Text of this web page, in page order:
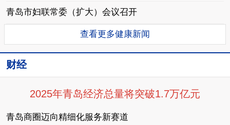
青岛市妇联常委（扩大）会议召开
查看更多健康新闻
财经
2025年青岛经济总量将突破1.7万亿元
青岛商圈迈向精细化服务新赛道